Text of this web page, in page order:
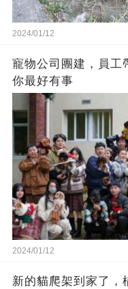
2024/01/12
寵物公司團建，員工
你最好有事
2024/01/12
新的貓爬架到家了